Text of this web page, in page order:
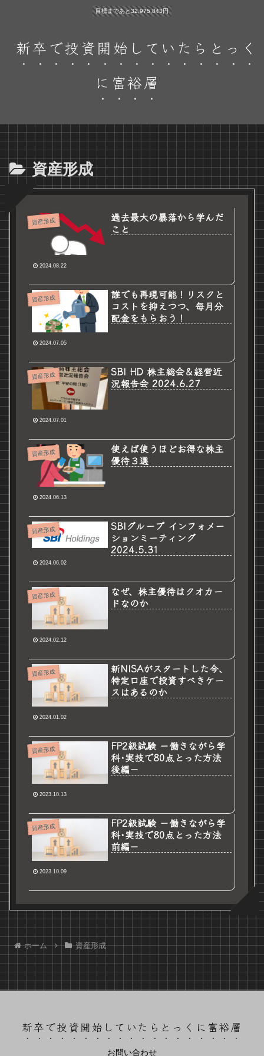
目標まであと32,975,843円
新卒で投資開始していたらとっく
に富裕層
資産形成
資産形成
過去最大の暴落から学んだ
こと
2024.08.22
資産形成
誰でも再現可能！リスクと
コストを抑えつつ、毎月分
配金をもらおう！
2024.07.05
資産形成
SBI HD 株主総会＆経営近
況報告会 2024.6.27
2024.07.01
資産形成
使えば使うほどお得な株主
優待３選
2024.06.13
資産形成
SBIグループ インフォメー
ションミーティング
2024.5.31
2024.06.02
資産形成
なぜ、株主優待はクオカー
ドなのか
2024.02.12
資産形成
新NISAがスタートした今、
特定口座で投資すべきケー
スはあるのか
2024.01.02
資産形成
FP2級試験 －働きながら学
科･実技で80点とった方法
後編－
2023.10.13
資産形成
FP2級試験 －働きながら学
科･実技で80点とった方法
前編－
2023.10.09
ホーム 資産形成
新卒で投資開始していたらとっくに富裕層
お問い合わせ